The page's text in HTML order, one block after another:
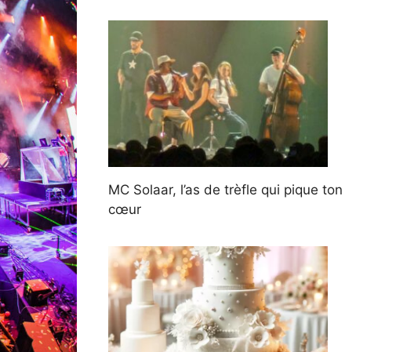
MC Solaar, l’as de trèfle qui pique ton
cœur